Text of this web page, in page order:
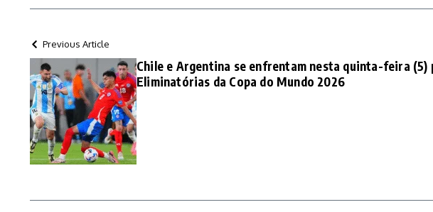
Previous Article
Chile e Argentina se enfrentam nesta quinta-feira (5)
Eliminatórias da Copa do Mundo 2026